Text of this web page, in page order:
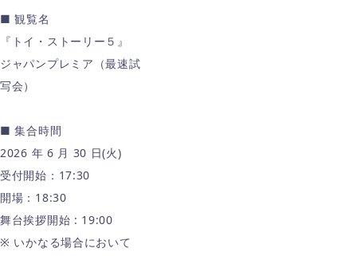
■ 観覧名
『トイ・ストーリー５』
ジャパンプレミア（最速試
写会）
■ 集合時間
2026 年 6 月 30 日(火)
受付開始：17:30
開場：18:30
舞台挨拶開始 : 19:00
※ いかなる場合において